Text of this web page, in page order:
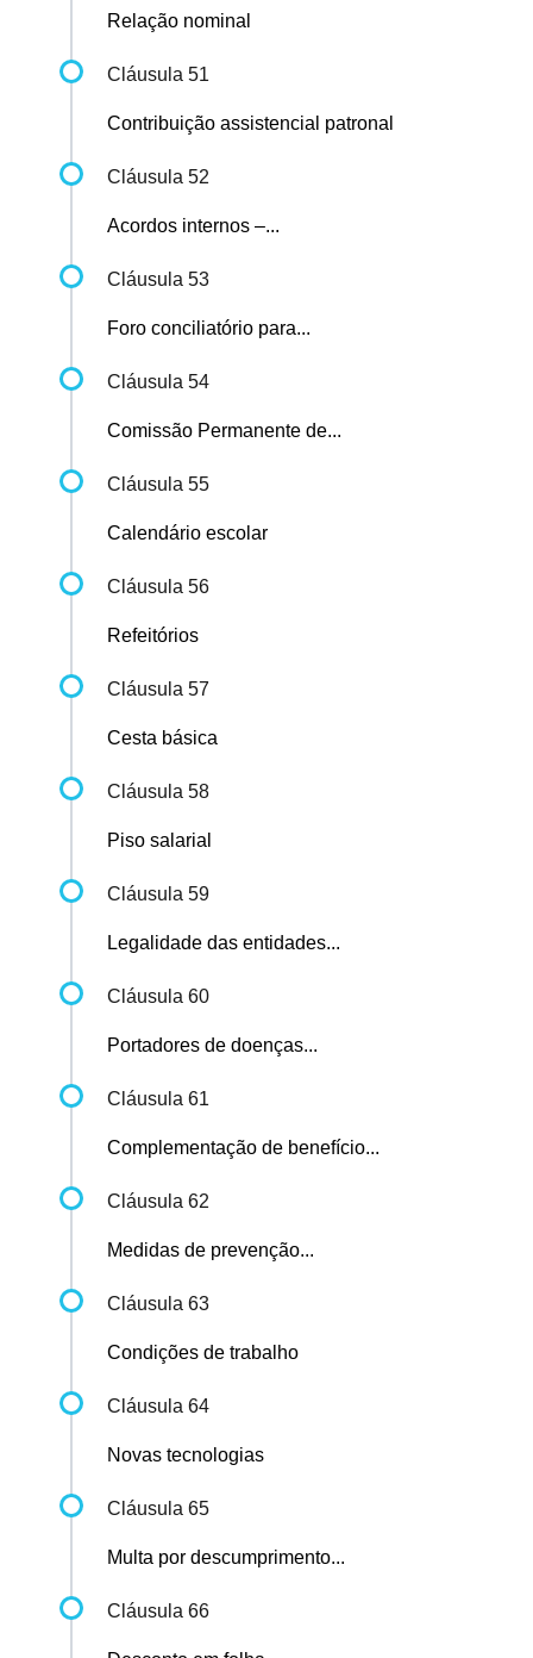
Relação nominal
Cláusula 51
Contribuição assistencial patronal
Cláusula 52
Acordos internos –...
Cláusula 53
Foro conciliatório para...
Cláusula 54
Comissão Permanente de...
Cláusula 55
Calendário escolar
Cláusula 56
Refeitórios
Cláusula 57
Cesta básica
Cláusula 58
Piso salarial
Cláusula 59
Legalidade das entidades...
Cláusula 60
Portadores de doenças...
Cláusula 61
Complementação de benefício...
Cláusula 62
Medidas de prevenção...
Cláusula 63
Condições de trabalho
Cláusula 64
Novas tecnologias
Cláusula 65
Multa por descumprimento...
Cláusula 66